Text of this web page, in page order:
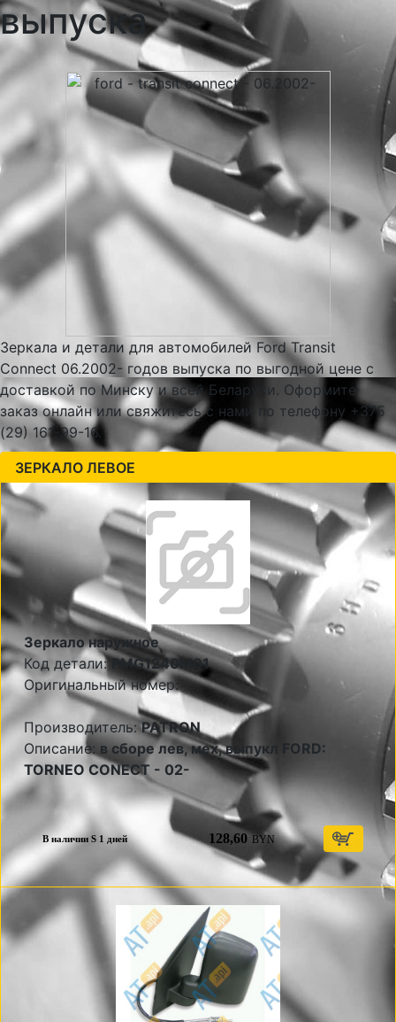
выпуска
Зеркала и детали для автомобилей Ford Transit
Connect 06.2002- годов выпуска по выгодной цене с
доставкой по Минску и всей Беларуси. Оформите
заказ онлайн или свяжитесь с нами по телефону +375
(29) 161-99-16.
ЗЕРКАЛО ЛЕВОЕ
Зеркало наружное
Код детали: PMG1240M01
Оригинальный номер:
Производитель:PATRON
Описание: в сборе лев, мех, выпукл FORD:
TORNEO CONECT - 02-
В наличии S 1 дней 128,60 BYN